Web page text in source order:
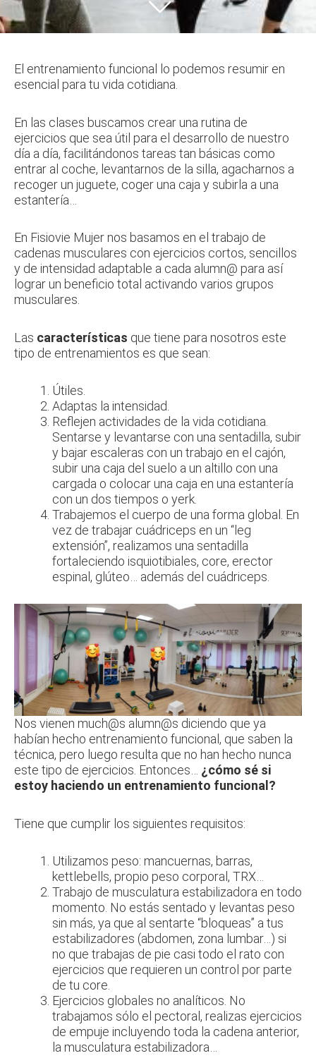
El entrenamiento funcional lo podemos resumir en
esencial para tu vida cotidiana.
En las clases buscamos crear una rutina de
ejercicios que sea útil para el desarrollo de nuestro
día a día, facilitándonos tareas tan básicas como
entrar al coche, levantarnos de la silla, agacharnos a
recoger un juguete, coger una caja y subirla a una
estantería…
En Fisiovie Mujer nos basamos en el trabajo de
cadenas musculares con ejercicios cortos, sencillos
y de intensidad adaptable a cada alumn@ para así
lograr un beneficio total activando varios grupos
musculares.
Las características que tiene para nosotros este
tipo de entrenamientos es que sean:
Útiles.
Adaptas la intensidad.
Reflejen actividades de la vida cotidiana.
Sentarse y levantarse con una sentadilla, subir
y bajar escaleras con un trabajo en el cajón,
subir una caja del suelo a un altillo con una
cargada o colocar una caja en una estantería
con un dos tiempos o yerk.
Trabajemos el cuerpo de una forma global. En
vez de trabajar cuádriceps en un “leg
extensión”, realizamos una sentadilla
fortaleciendo isquiotibiales, core, erector
espinal, glúteo… además del cuádriceps.
Nos vienen much@s alumn@s diciendo que ya
habían hecho entrenamiento funcional, que saben la
técnica, pero luego resulta que no han hecho nunca
este tipo de ejercicios. Entonces… ¿cómo sé si
estoy haciendo un entrenamiento funcional?
Tiene que cumplir los siguientes requisitos:
Utilizamos peso: mancuernas, barras,
kettlebells, propio peso corporal, TRX…
Trabajo de musculatura estabilizadora en todo
momento. No estás sentado y levantas peso
sin más, ya que al sentarte “bloqueas” a tus
estabilizadores (abdomen, zona lumbar…) si
no que trabajas de pie casi todo el rato con
ejercicios que requieren un control por parte
de tu core.
Ejercicios globales no analíticos. No
trabajamos sólo el pectoral, realizas ejercicios
de empuje incluyendo toda la cadena anterior,
la musculatura estabilizadora…